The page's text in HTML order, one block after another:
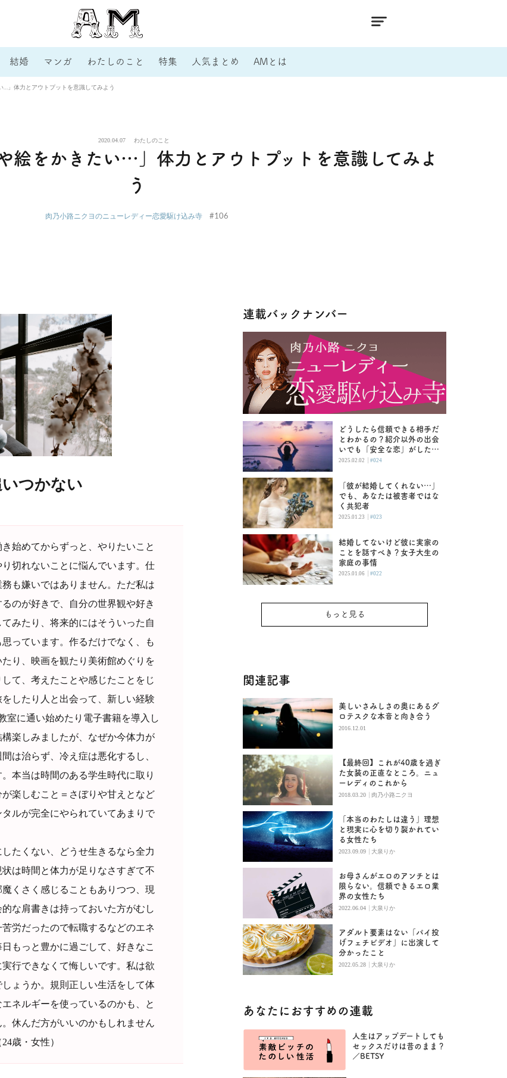
結婚 マンガ わたしのこと 特集 人気まとめ AMとは
…」体力とアウトプットを意識してみよう
2020.04.07 わたしのこと
絵をかきたい…」体力とアウトプットを意識してみよ
う
肉乃小路ニクヨのニューレディー恋愛駆け込み寺 #106
つかない
始めてからずっと、やりたいこと
切れないことに悩んでいます。仕
も嫌いではありません。ただ私は
のが好きで、自分の世界観や好き
みたり、将来的にはそういった自
っています。作るだけでなく、も
り、映画を観たり美術館めぐりを
て、考えたことや感じたことをじ
したり人と出会って、新しい経験
室に通い始めたり電子書籍を導入し
楽しみましたが、なぜか今体力が
は治らず、冷え症は悪化するし、
本当は時間のある学生時代に取り
楽しむこと＝さぼりや甘えとなど
ルが完全にやられていてあまりで
たくない、どうせ生きるなら全力
は時間と体力が足りなさすぎて不
くさく感じることもありつつ、現
な肩書きは持っておいた方がむし
労だったので転職するなどのエネ
もっと豊かに過ごして、好きなこ
行できなくて悔しいです。私は欲
ょうか。規則正しい生活をして体
ネルギーを使っているのかも、と
休んだ方がいいのかもしれません
歳・女性）
連載バックナンバー
どうしたら信頼できる相手だ
とわかるの？紹介以外の出会
いでも「安全な恋」がした
い！
2025.02.02 | #024
「彼が結婚してくれない…」
でも、あなたは被害者ではな
く共犯者
2025.01.23 | #023
結婚してないけど彼に実家の
ことを話すべき？女子大生の
家庭の事情
2025.01.06 | #022
もっと見る
関連記事
美しいさみしさの奥にあるグ
ロテスクな本音と向き合う
2016.12.01
【最終回】これが40歳を過ぎ
た女装の正直なところ。ニュ
ーレディのこれから
2018.03.20 | 肉乃小路ニクヨ
「本当のわたしは違う」理想
と現実に心を切り裂かれてい
る女性たち
2023.09.09 | 大泉りか
お母さんがエロのアンチとは
限らない。信頼できるエロ業
界の女性たち
2022.06.04 | 大泉りか
アダルト要素はない「パイ投
げフェチビデオ」に出演して
分かったこと
2022.05.28 | 大泉りか
あなたにおすすめの連載
人生はアップデートしても
セックスだけは昔のまま？
／BETSY